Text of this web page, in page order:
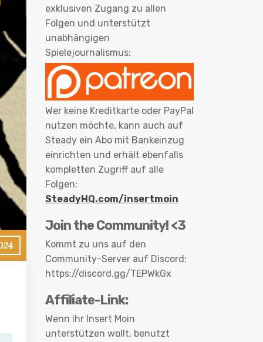
exklusiven Zugang zu allen
Folgen und unterstützt
unabhängigen
Spielejournalismus:
Wer keine Kreditkarte oder PayPal
nutzen möchte, kann auch auf
Steady ein Abo mit Bankeinzug
einrichten und erhält ebenfalls
kompletten Zugriff auf alle
Folgen:
SteadyHQ.com/insertmoin
Join the Community! <3
Kommt zu uns auf den
Community-Server auf Discord:
https://discord.gg/TEPWkGx
Affiliate-Link:
Wenn ihr Insert Moin
unterstützen wollt, benutzt